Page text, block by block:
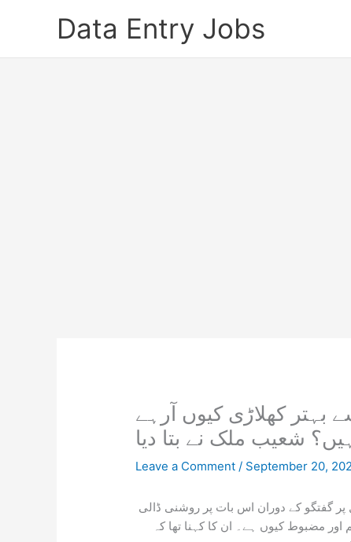
Data Entry Jobs
بہتر کھلاڑی کیوں آرہے
ہیں؟ شعیب ملک نے بتا دیا
Leave a Comment / September 20,
گفتگو کے دوران اس بات پر روشنی ڈالی
مضبوط کیوں ہے۔ ان کا کہنا تھا کہ